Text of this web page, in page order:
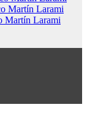
Martín Larami
Martín Larami